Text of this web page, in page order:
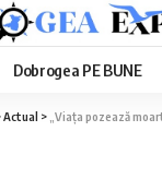
Dobrogea PE BUNE
Actual > „Viața pozează moarte” – expoziția